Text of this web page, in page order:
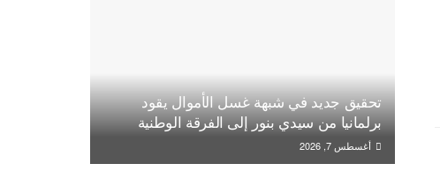
تحقيق جديد في شبهة غسل الأموال يقود
برلمانيا من سيدي بنور إلى الفرقة الوطنية
أغسطس 7, 2026